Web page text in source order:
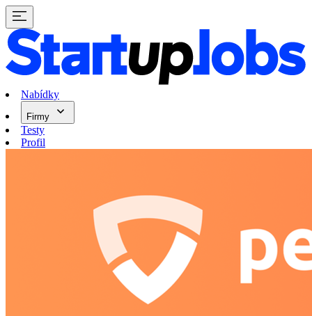
Nabídky
Firmy
Testy
Profil